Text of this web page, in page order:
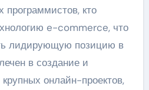
кто
e-commerce, что
лидирующую позицию в
в создание и
онлайн-проектов,